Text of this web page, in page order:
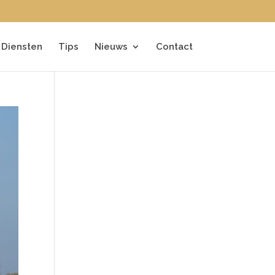
Diensten Tips Nieuws Contact